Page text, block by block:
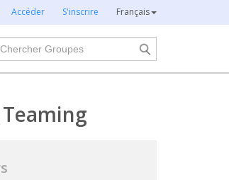
Accéder S'inscrire Français